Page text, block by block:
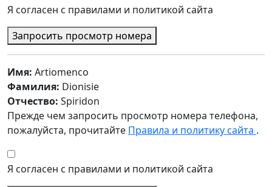
Я согласен с правилами и политикой сайта
Запросить просмотр номера
Имя: Artiomenco
Фамилия: Dionisie
Отчество: Spiridon
Прежде чем запросить просмотр номера телефона,
пожалуйста, прочитайте Правила и политику сайта .
Я согласен с правилами и политикой сайта